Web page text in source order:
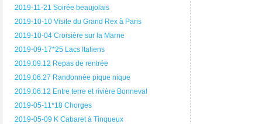
2019-11-21 Soirée beaujolais
2019-10-10 Visite du Grand Rex à Paris
2019-10-04 Croisière sur la Marne
2019-09-17*25 Lacs Italiens
2019.09.12 Repas de rentrée
2019.06.27 Randonnée pique nique
2019.06.12 Entre terre et rivière Bonneval
2019-05-11*18 Chorges
2019-05-09 K Cabaret à Tinqueux